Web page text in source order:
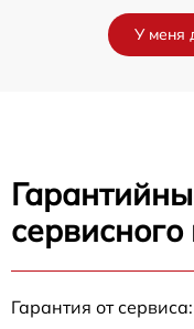
У меня
Гарантия от